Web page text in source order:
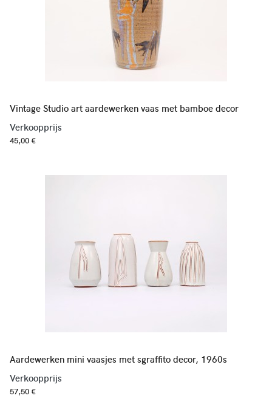
Vintage Studio art aardewerken vaas met bamboe decor
Verkoopprijs
45,00 €
Aardewerken mini vaasjes met sgraffito decor, 1960s
Verkoopprijs
57,50 €